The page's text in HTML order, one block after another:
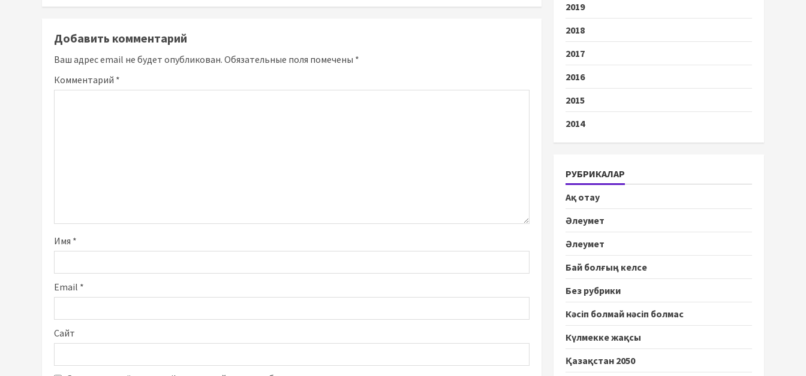
Добавить комментарий
Ваш адрес email не будет опубликован. Обязательные поля помечены *
Комментарий *
Имя *
Email *
Сайт
2019
2018
2017
2016
2015
2014
РУБРИКАЛАР
Ақ отау
Әлеумет
Әлеумет
Бай болғың келсе
Без рубрики
Кәсіп болмай нәсіп болмас
Күлмекке жақсы
Қазақстан 2050